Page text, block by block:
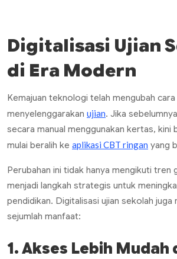
Digitalisasi Ujian
di Era Modern
Kemajuan teknologi telah mengubah
menyelenggarakan ujian. Jika
secara manual menggunakan kertas, kini
mulai beralih ke aplikasi CBT ringan yang
Perubahan ini tidak hanya mengikuti tren
menjadi langkah strategis untuk
pendidikan. Digitalisasi ujian sekolah juga
sejumlah manfaat:
1. Akses Lebih Mudah